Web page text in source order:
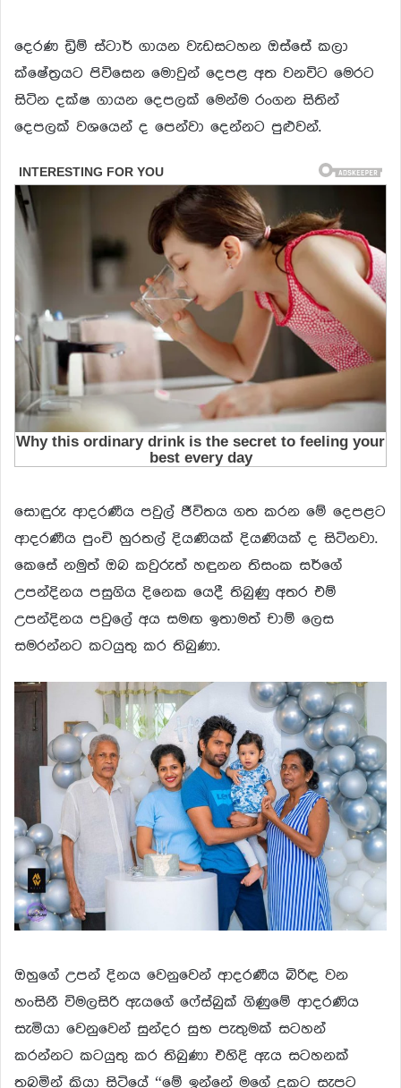
දෙරණ ඩ්‍රිම් ස්ටාර් ගායන වැඩසටහන ඔස්සේ කලා
ක්ෂේත්‍රයට පිවිසෙන මොවුන් දෙපළ අත වනවිට මෙරට
සිටින දක්ෂ ගායන දෙපලක් මෙන්ම රංගන සිතින්
දෙපලක් වශයෙන් ද පෙන්වා දෙන්නට පුළුවන්.
සොඳුරු ආදරණීය පවුල් ජීවිතය ගත කරන මේ දෙපළට
ආදරණීය පුංචි හුරතල් දියණියක් දියණියක් ද සිටිනවා.
කෙසේ නමුත් ඔබ කවුරුත් හඳුනන තිසංක සර්ගේ
උපන්දිනය පසුගිය දිනෙක යෙදී තිබුණු අතර එම්
උපන්දිනය පවුලේ අය සමඟ ඉතාමත් චාම් ලෙස
සමරන්නට කටයුතු කර තිබුණා.
ඔහුගේ උපන් දිනය වෙනුවෙන් ආදරණීය බිරිඳ වන
හංසිනී විමලසිරි ඇයගේ ෆේස්බුක් ගිණුමේ ආදරණිය
සැමියා වෙනුවෙන් සුන්දර සුභ පැතුමක් සටහන්
කරන්නට කටයුතු කර තිබුණා එහිදි ඇය සටහනක්
තබමින් කියා සිටියේ “මේ ඉන්නේ මගේ දුකට සැපට